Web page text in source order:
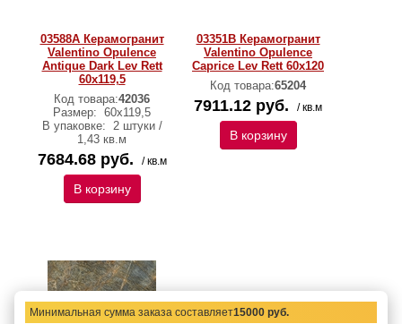
03588А Керамогранит
Valentino Opulence
Antique Dark Lev Rett
60x119,5
Код товара:42036
Размер: 60x119,5
В упаковке: 2 штуки /
1,43 кв.м
7684.68 руб. / кв.м
В корзину
03351B Керамогранит
Valentino Opulence
Caprice Lev Rett 60x120
Код товара:65204
7911.12 руб. / кв.м
В корзину
Минимальная сумма заказа составляет15000 руб.